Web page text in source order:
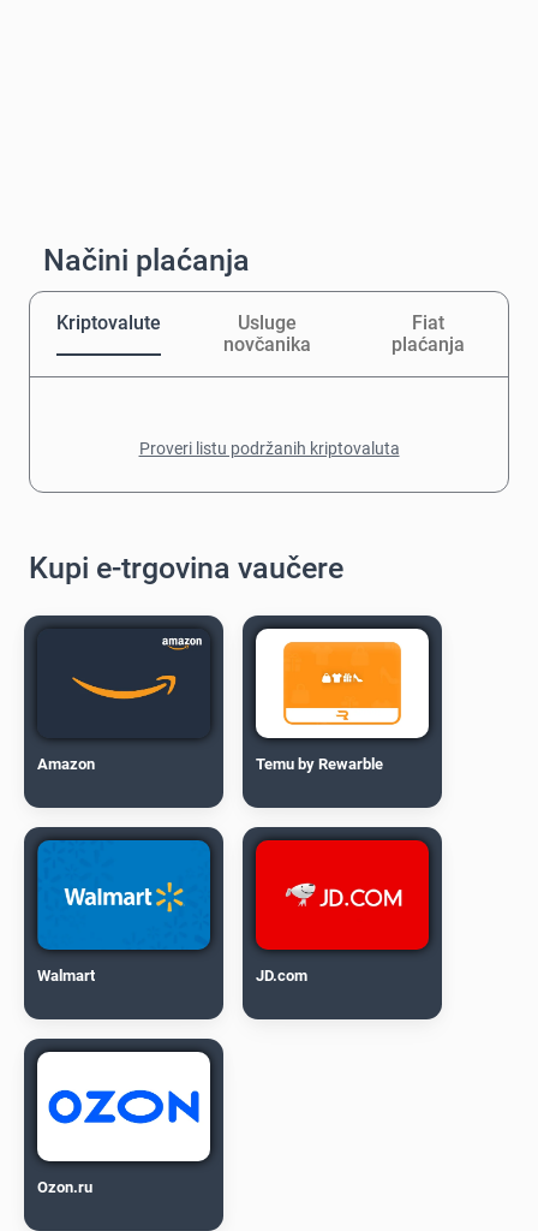
Načini plaćanja
Kriptovalute
Usluge
novčanika
Fiat
plaćanja
Proveri listu podržanih kriptovaluta
Kupi e-trgovina vaučere
Amazon Temu by Rewarble
Walmart JD.com
Ozon.ru